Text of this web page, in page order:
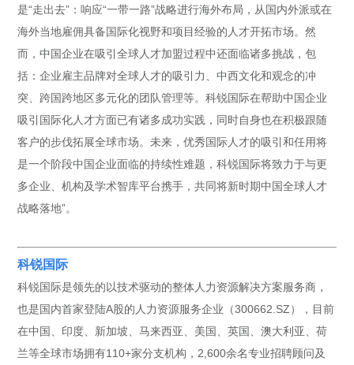
是“走出去”：响应“一带一路”战略进行海外布局，从国内外派或在
海外当地雇佣具备国际化视野和项目经验的人才开拓市场。然
而，中国企业在吸引全球人才加盟过程中还面临诸多挑战，包
括：企业雇主品牌对全球人才的吸引力、中西文化和观念的冲
突、跨国跨地区多元化的团队管理等。科锐国际在帮助中国企业
吸引国际化人才方面已有诸多成功实践，同时自身也在积极跟随
客户的步伐拓展全球市场。未来，优秀国际人才的吸引和任用将
是一个阶段中国企业面临的持续性难题，科锐国际将致力于与更
多企业、机构及学术智库平台携手，共同将新时期中国全球人才
战略落地”。
科锐国际
科锐国际是领先的以技术驱动的整体人力资源解决方案服务商，
也是国内首家登陆A股的人力资源服务企业（300662.SZ），目前
在中国、印度、新加坡、马来西亚、美国、英国、澳大利亚、荷
兰等全球市场拥有110+家分支机构，2,600余名专业招聘顾问及